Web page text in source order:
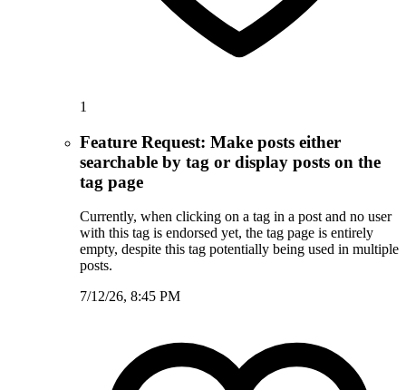
1
Feature Request: Make posts either
searchable by tag or display posts on the
tag page
Currently, when clicking on a tag in a post and no user
with this tag is endorsed yet, the tag page is entirely
empty, despite this tag potentially being used in multiple
posts.
7/12/26, 8:45 PM